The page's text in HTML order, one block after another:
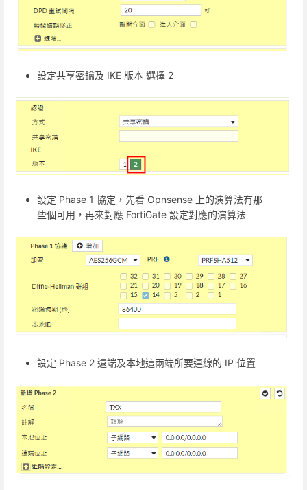
設定共享密鑰及 IKE 版本 選擇 2
設定 Phase 1 協定，先看 Opnsense 上的演算法有那
些個可用，再來對應 FortiGate 設定對應的演算法
設定 Phase 2 遠端及本地這兩端所要連線的 IP 位置